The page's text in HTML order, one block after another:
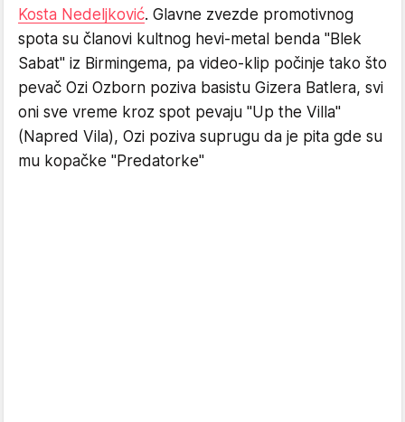
Kosta Nedeljković. Glavne zvezde promotivnog
spota su članovi kultnog hevi-metal benda "Blek
Sabat" iz Birmingema, pa video-klip počinje tako što
pevač Ozi Ozborn poziva basistu Gizera Batlera, svi
oni sve vreme kroz spot pevaju "Up the Villa"
(Napred Vila), Ozi poziva suprugu da je pita gde su
mu kopačke "Predatorke"